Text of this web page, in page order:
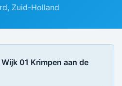
, Zuid-Holland
Wijk 01 Krimpen aan de